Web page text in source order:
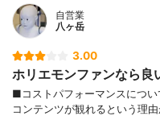
自営業
八ヶ岳
3.00
ホリエモンファンなら良
■コストパフォーマンスにつ
コンテンツが観れるという理